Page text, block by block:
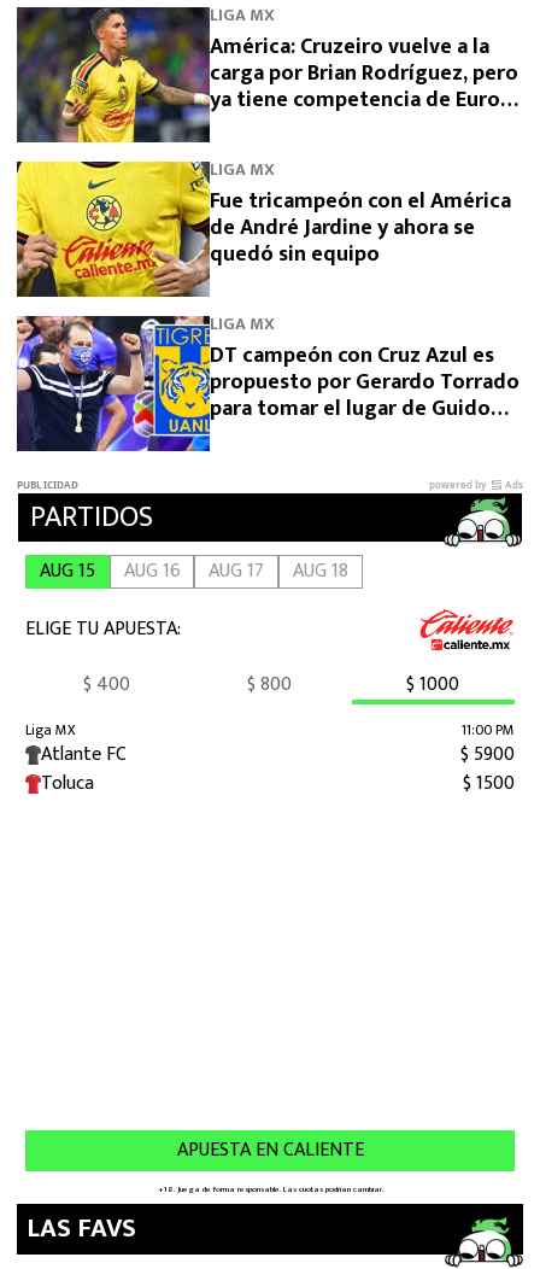
LIGA MX
América: Cruzeiro vuelve a la
carga por Brian Rodríguez, pero
ya tiene competencia de Europa
LIGA MX
Fue tricampeón con el América
de André Jardine y ahora se
quedó sin equipo
LIGA MX
DT campeón con Cruz Azul es
propuesto por Gerardo Torrado
para tomar el lugar de Guido
LAS FAVS